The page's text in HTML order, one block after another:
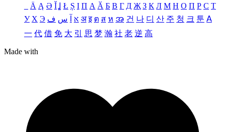
Ä Ą Ə Ǐ Ʝ Ł Ș Ι Π А Ӑ Б В Г Д Җ З К Л М Н О П Р С Т
У Х Э א س ف अ इ ต ส ห အ 건 나 디 산 주 청 크 툰 ꓮ
一 代 借 免 大 引 思 梦 瀚 社 老 逆 高
Made with